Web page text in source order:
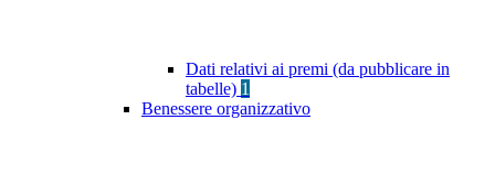
Dati relativi ai premi (da pubblicare in
tabelle) 1
Benessere organizzativo